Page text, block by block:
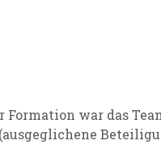
war das